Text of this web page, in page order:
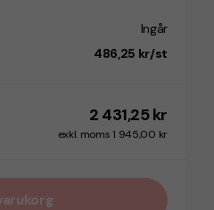
Ingår
486,25 kr/st
2 431,25 kr
exkl. moms 1 945,00 kr